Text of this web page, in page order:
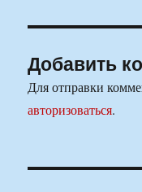
Добавить
Для отправки
авторизоваться.